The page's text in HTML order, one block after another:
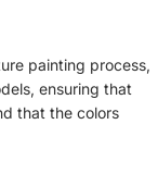
painting process,
ensuring that
that the colors